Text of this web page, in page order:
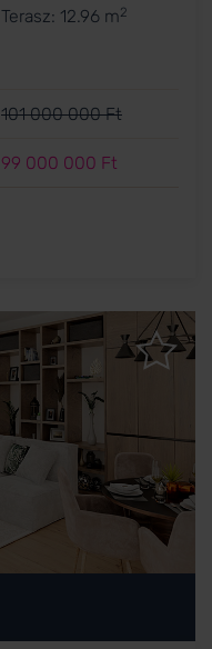
Terasz: 12.96 m2
101 000 000 Ft
99 000 000 Ft